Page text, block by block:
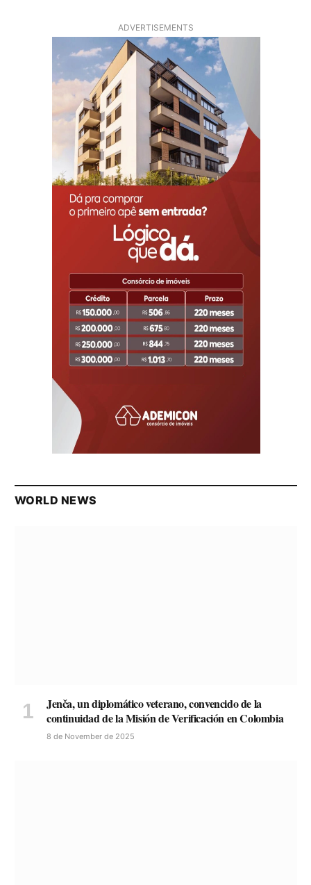
ADVERTISEMENTS
WORLD NEWS
Jenča, un diplomático veterano, convencido de la
continuidad de la Misión de Verificación en Colombia
8 de November de 2025